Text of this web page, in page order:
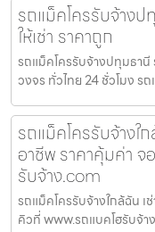
รถแม็คโครรับจ้างป
ให้เช่า ราคาถูก
รถแม็คโครรับจ้างปทุมธานี
วงจร ทั่วไทย 24 ชั่วโมง ร
รถแม็คโครรับจ้างใ
อาชีพ ราคาคุ้มค่า
รับจ้าง.com
รถแม็คโครรับจ้างใกล้ฉัน
คิวที่ www.รถแบคโฮรับจ้